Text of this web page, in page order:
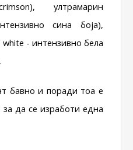
ултрамарин
сина боја),
- интензивно бела
бавно и поради тоа е
да се изработи една